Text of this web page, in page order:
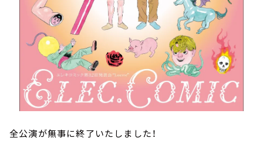
全公演が無事に終了いたしました！